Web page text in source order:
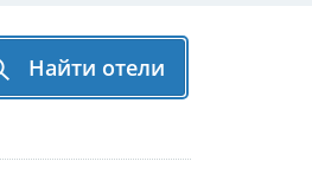
Найти отели